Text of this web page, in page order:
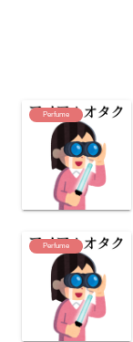
Perfume
Perfume